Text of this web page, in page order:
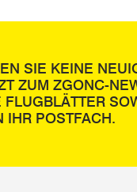
SIE KEINE
ZUM ZGONC-
FLUGBLÄTTER
IHR POSTFACH.